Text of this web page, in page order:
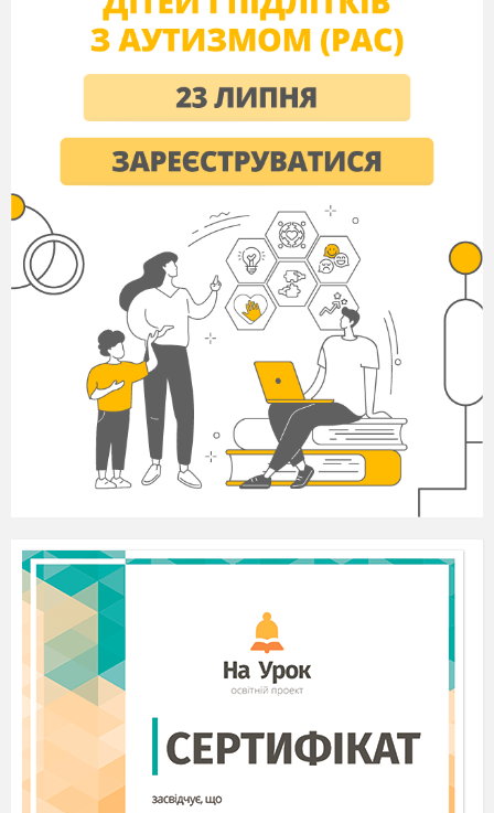
І. Робота над засвоєнням понять, термінів і правил
Повторити тези 1.1 – 1.4 блоку № 4.
Усно дати відповідь на питання:
Які площини називаються перпендикулярними?
Сформулюйте ознаку перпендикулярності
площин.
Що називають двогранним кутом?
Як обчислити градусну міру двогранного кута?
Завдання 2.
Усно виконати вправи:
Дано куб
.
Вкажіть площину, яка
перпендикулярна до
площини
Б Г
До площини квадрата ABCD
квадрата) проведено перпендикуляр
малюнок). Вкажіть площину, яка
перпендикулярна до площини
AD
Б